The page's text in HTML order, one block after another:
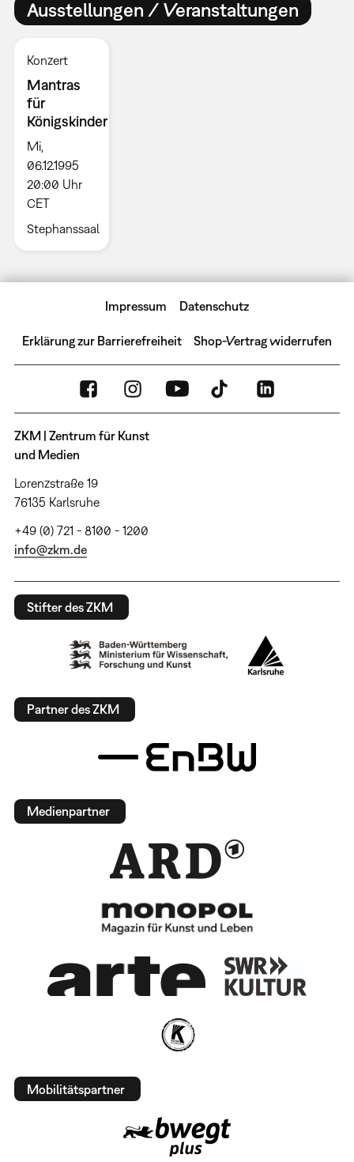
Ausstellungen / Veranstaltungen
Konzert
Mantras
für
Königskinder
Mi,
06.12.1995
20:00 Uhr
CET
Stephanssaal
Impressum Datenschutz
Erklärung zur Barrierefreiheit Shop-Vertrag widerrufen
ZKM | Zentrum für Kunst
und Medien
Lorenzstraße 19
76135 Karlsruhe
+49 (0) 721 - 8100 - 1200
info@zkm.de
Stifter des ZKM
Partner des ZKM
Medienpartner
Mobilitätspartner